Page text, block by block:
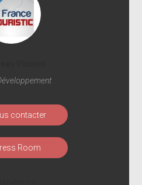
contacter
Room